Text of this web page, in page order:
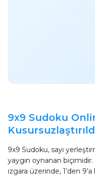
9x9 Sudoku
9x9 Sudoku, sayı
yaygın oynanan
ızgara üzerinde, 1’den